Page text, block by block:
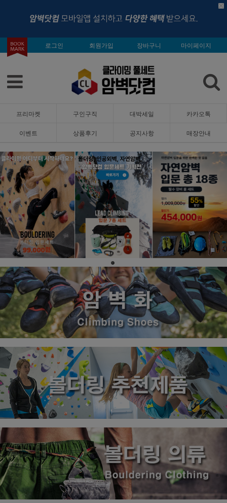
로그인 회원가입 장바구니 마이페이지
프리마켓 구인구직 대박세일 카카오톡
이벤트 상품후기 공지사항 매장안내